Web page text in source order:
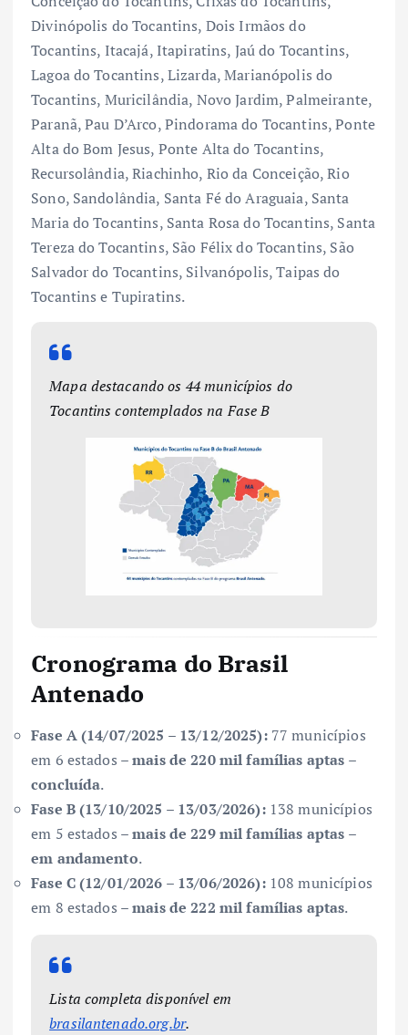
Divinópolis do Tocantins, Dois Irmãos do
Tocantins, Itacajá, Itapiratins, Jaú do Tocantins,
Lagoa do Tocantins, Lizarda, Marianópolis do
Tocantins, Muricilândia, Novo Jardim, Palmeirante,
Paranã, Pau D’Arco, Pindorama do Tocantins, Ponte
Alta do Bom Jesus, Ponte Alta do Tocantins,
Recursolândia, Riachinho, Rio da Conceição, Rio
Sono, Sandolândia, Santa Fé do Araguaia, Santa
Maria do Tocantins, Santa Rosa do Tocantins, Santa
Tereza do Tocantins, São Félix do Tocantins, São
Salvador do Tocantins, Silvanópolis, Taipas do
Tocantins e Tupiratins.
Mapa destacando os 44 municípios do
Tocantins contemplados na Fase B
Cronograma do Brasil
Antenado
Fase A (14/07/2025 – 13/12/2025):77 municípios
em 6 estados –mais de 220 mil famílias aptas –
concluída.
Fase B (13/10/2025 – 13/03/2026):138 municípios
em 5 estados –mais de 229 mil famílias aptas –
em andamento.
Fase C (12/01/2026 – 13/06/2026):108 municípios
em 8 estados –mais de 222 mil famílias aptas.
Lista completa disponível em
brasilantenado.org.br.